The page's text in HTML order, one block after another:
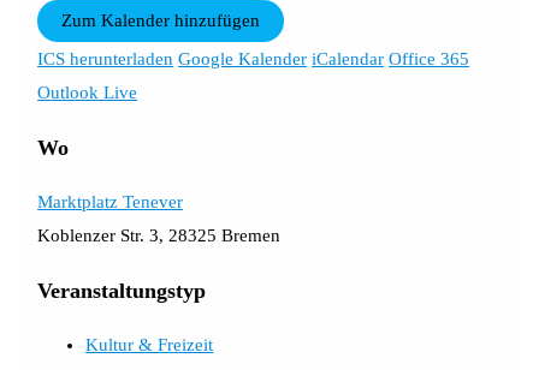
Zum Kalender hinzufügen
ICS herunterladen Google Kalender iCalendar Office 365
Outlook Live
Wo
Marktplatz Tenever
Koblenzer Str. 3, 28325 Bremen
Veranstaltungstyp
Kultur & Freizeit